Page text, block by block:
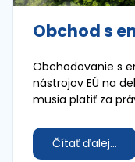
Obchod s
Obchodovanie s
nástrojov EÚ na
musia platiť za
čistejších
Čítať ďalej...